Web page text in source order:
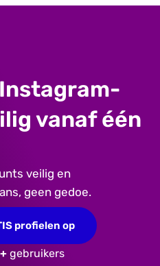
vanaf één
veilig en
geen gedoe.
profielen op
gebruikers